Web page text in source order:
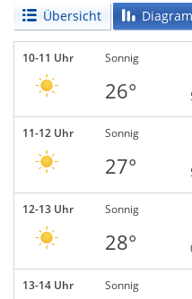
Übersicht
10-11 Uhr Sonnig
26°
11-12 Uhr Sonnig
27°
12-13 Uhr Sonnig
28°
13-14 Uhr Sonnig